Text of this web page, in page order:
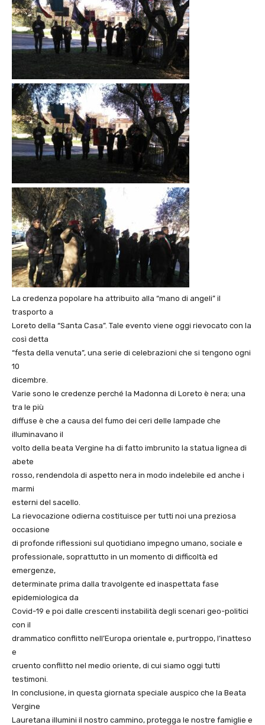
La credenza popolare ha attribuito alla “mano di angeli” il
trasporto a
Loreto della “Santa Casa”. Tale evento viene oggi rievocato con la
così detta
“festa della venuta”, una serie di celebrazioni che si tengono ogni
10
dicembre.
Varie sono le credenze perché la Madonna di Loreto è nera; una
tra le più
diffuse è che a causa del fumo dei ceri delle lampade che
illuminavano il
volto della beata Vergine ha di fatto imbrunito la statua lignea di
abete
rosso, rendendola di aspetto nera in modo indelebile ed anche i
marmi
esterni del sacello.
La rievocazione odierna costituisce per tutti noi una preziosa
occasione
di profonde riflessioni sul quotidiano impegno umano, sociale e
professionale, soprattutto in un momento di difficoltà ed
emergenze,
determinate prima dalla travolgente ed inaspettata fase
epidemiologica da
Covid-19 e poi dalle crescenti instabilità degli scenari geo-politici
con il
drammatico conflitto nell’Europa orientale e, purtroppo, l’inatteso
e
cruento conflitto nel medio oriente, di cui siamo oggi tutti
testimoni.
In conclusione, in questa giornata speciale auspico che la Beata
Vergine
Lauretana illumini il nostro cammino, protegga le nostre famiglie e